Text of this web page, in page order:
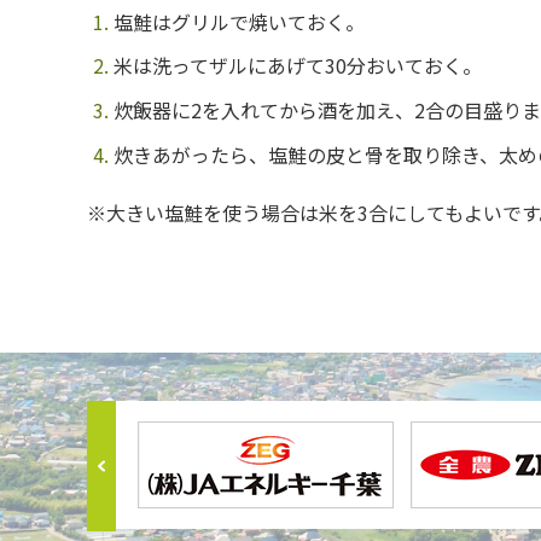
塩鮭はグリルで焼いておく。
米は洗ってザルにあげて30分おいておく。
炊飯器に2を入れてから酒を加え、2合の目盛り
炊きあがったら、塩鮭の皮と骨を取り除き、太
※大きい塩鮭を使う場合は米を3合にしてもよいで